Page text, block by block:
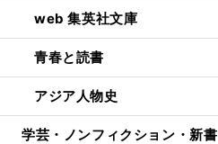
web 集英社文庫
青春と読書
アジア人物史
学芸・ノンフィクション・新書